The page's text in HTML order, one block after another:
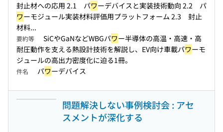
封止材への応用 2.1 パワーデバイスと実装技術動向 2.2 パ
ワーモジュール実装材料評価用プラットフォーム 2.3 封止
材料...
要約等 SiCやGaNなどWBGパワー半導体の高温・高速・高
耐圧動作を支える熱設計技術を解説し、EV向け車載パワーモ
ジュールの高出力密度化に迫る1冊。
件名 パワーデバイス
問題解決しない事例検討会 : アセ
スメントが深化する